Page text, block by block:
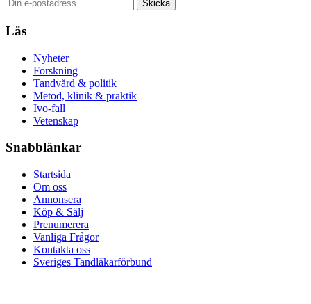
Läs
Nyheter
Forskning
Tandvård & politik
Metod, klinik & praktik
Ivo-fall
Vetenskap
Snabblänkar
Startsida
Om oss
Annonsera
Köp & Sälj
Prenumerera
Vanliga Frågor
Kontakta oss
Sveriges Tandläkarförbund